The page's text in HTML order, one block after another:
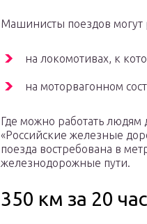
Машинисты поездов могут
на локомотивах, к
на моторвагонном
Где можно работать
«Российские железные
поезда востребована в
железнодорожные пути.
350 км за 20